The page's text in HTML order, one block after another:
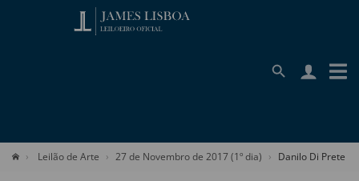
Leilão de Arte 27 de Novembro de 2017 (1º dia) Danilo Di Prete